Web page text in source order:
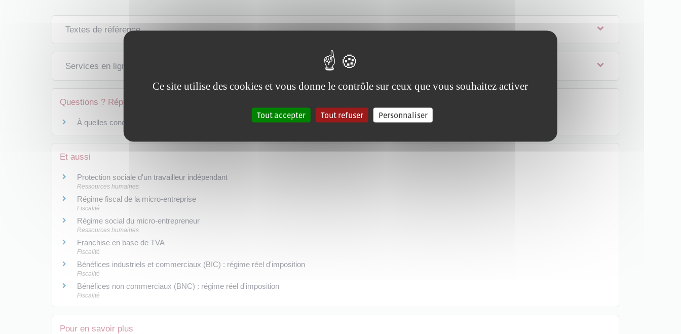
Textes de référence
Services en ligne et formulaires
Questions ? Réponses !
À quelles conditions un salarié peut-il cumuler plusieurs emplois ?
Et aussi
Protection sociale d'un travailleur indépendant
Ressources humaines
Régime fiscal de la micro-entreprise
Fiscalité
Régime social du micro-entrepreneur
Ressources humaines
Franchise en base de TVA
Fiscalité
Bénéfices industriels et commerciaux (BIC) : régime réel d'imposition
Fiscalité
Bénéfices non commerciaux (BNC) : régime réel d'imposition
Fiscalité
Pour en savoir plus
Ce site utilise des cookies et vous donne le contrôle sur ceux que vous souhaitez activer
Tout accepter Tout refuser Personnaliser